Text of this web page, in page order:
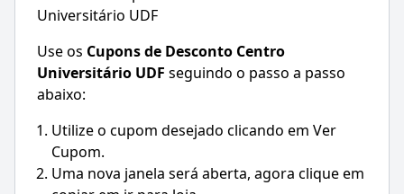
Universitário UDF
Use os Cupons de Desconto Centro
Universitário UDF seguindo o passo a passo
abaixo:
Utilize o cupom desejado clicando em Ver
Cupom.
Uma nova janela será aberta, agora clique em